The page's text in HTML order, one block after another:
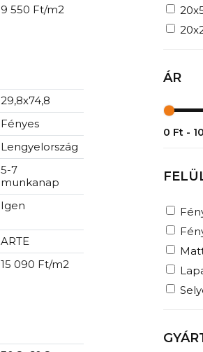
ÁR
9 550 Ft/m2
29,8x74,8
Fényes
Lengyelország
5-7
munkanap
Igen
ARTE
15 090 Ft/m2